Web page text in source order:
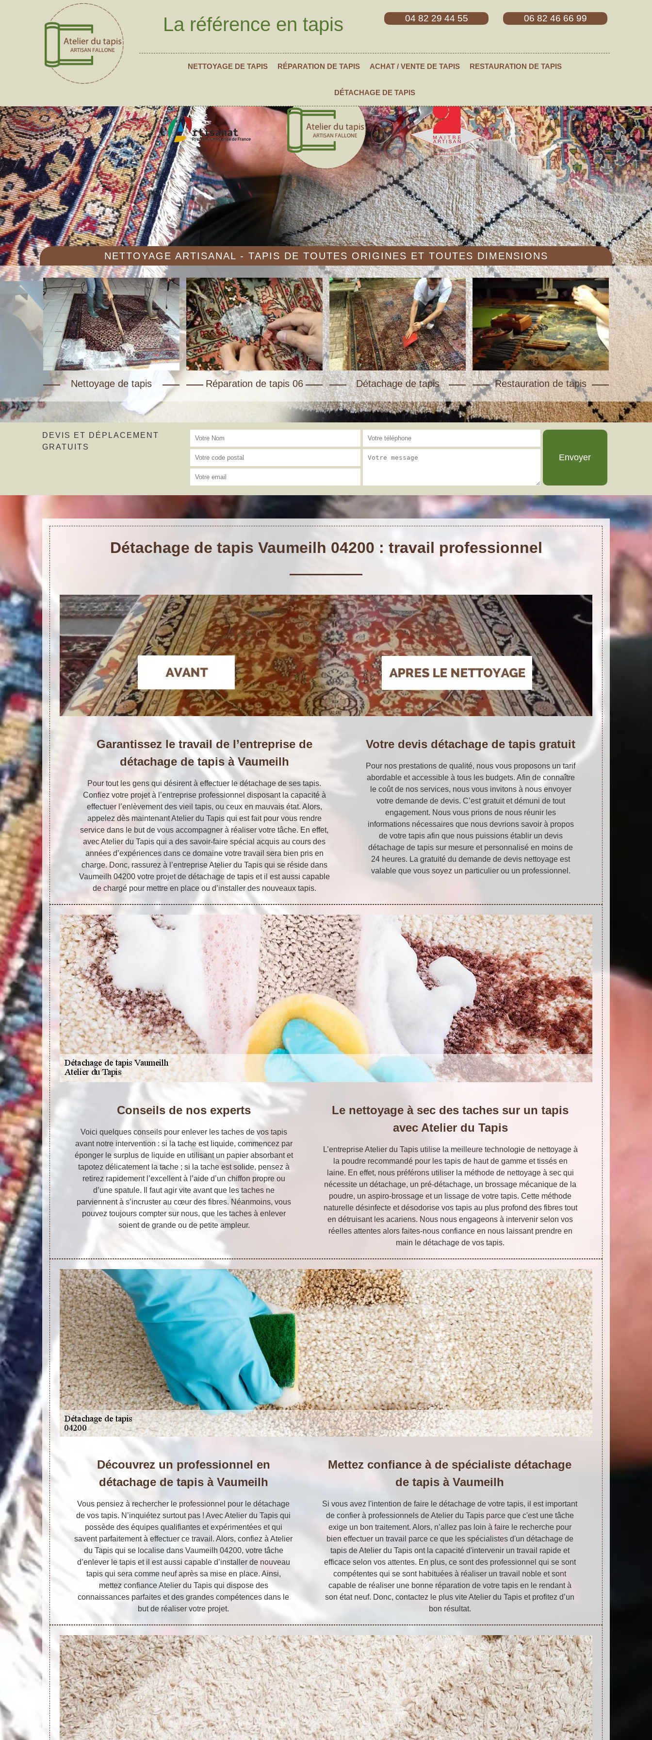
La référence en tapis 04 82 29 44 55 06 82 46 66 99
NETTOYAGE DE TAPIS RÉPARATION DE TAPIS ACHAT / VENTE DE TAPIS RESTAURATION DE TAPIS
DÉTACHAGE DE TAPIS
NETTOYAGE ARTISANAL - TAPIS DE TOUTES ORIGINES ET TOUTES DIMENSIONS
Nettoyage de tapis Réparation de tapis 06 Détachage de tapis Restauration de tapis
DEVIS ET DÉPLACEMENT
GRATUITS
Détachage de tapis Vaumeilh 04200 : travail professionnel
Garantissez le travail de l’entreprise de
détachage de tapis à Vaumeilh
Pour tout les gens qui désirent à effectuer le détachage de ses tapis.
Confiez votre projet à l’entreprise professionnel disposant la capacité à
effectuer l’enlèvement des vieil tapis, ou ceux en mauvais état. Alors,
appelez dès maintenant Atelier du Tapis qui est fait pour vous rendre
service dans le but de vous accompagner à réaliser votre tâche. En effet,
avec Atelier du Tapis qui a des savoir-faire spécial acquis au cours des
années d’expériences dans ce domaine votre travail sera bien pris en
charge. Donc, rassurez à l’entreprise Atelier du Tapis qui se réside dans
Vaumeilh 04200 votre projet de détachage de tapis et il est aussi capable
de chargé pour mettre en place ou d’installer des nouveaux tapis.
Votre devis détachage de tapis gratuit
Pour nos prestations de qualité, nous vous proposons un tarif
abordable et accessible à tous les budgets. Afin de connaître
le coût de nos services, nous vous invitons à nous envoyer
votre demande de devis. C’est gratuit et démuni de tout
engagement. Nous vous prions de nous réunir les
informations nécessaires que nous devrions savoir à propos
de votre tapis afin que nous puissions établir un devis
détachage de tapis sur mesure et personnalisé en moins de
24 heures. La gratuité du demande de devis nettoyage est
valable que vous soyez un particulier ou un professionnel.
Conseils de nos experts
Voici quelques conseils pour enlever les taches de vos tapis
avant notre intervention : si la tache est liquide, commencez par
éponger le surplus de liquide en utilisant un papier absorbant et
tapotez délicatement la tache ; si la tache est solide, pensez à
retirez rapidement l’excellent à l’aide d’un chiffon propre ou
d’une spatule. Il faut agir vite avant que les taches ne
parviennent à s’incruster au cœur des fibres. Néanmoins, vous
pouvez toujours compter sur nous, que les taches à enlever
soient de grande ou de petite ampleur.
Le nettoyage à sec des taches sur un tapis
avec Atelier du Tapis
L’entreprise Atelier du Tapis utilise la meilleure technologie de nettoyage à
la poudre recommandé pour les tapis de haut de gamme et tissés en
laine. En effet, nous préférons utiliser la méthode de nettoyage à sec qui
nécessite un détachage, un pré-détachage, un brossage mécanique de la
poudre, un aspiro-brossage et un lissage de votre tapis. Cette méthode
naturelle désinfecte et désodorise vos tapis au plus profond des fibres tout
en détruisant les acariens. Nous nous engageons à intervenir selon vos
réelles attentes alors faites-nous confiance en nous laissant prendre en
main le détachage de vos tapis.
Découvrez un professionnel en
détachage de tapis à Vaumeilh
Vous pensiez à rechercher le professionnel pour le détachage
de vos tapis. N’inquiétez surtout pas ! Avec Atelier du Tapis qui
possède des équipes qualifiantes et expérimentées et qui
savent parfaitement à effectuer ce travail. Alors, confiez à Atelier
du Tapis qui se localise dans Vaumeilh 04200, votre tâche
d’enlever le tapis et il est aussi capable d’installer de nouveau
tapis qui sera comme neuf après sa mise en place. Ainsi,
mettez confiance Atelier du Tapis qui dispose des
connaissances parfaites et des grandes compétences dans le
but de réaliser votre projet.
Mettez confiance à de spécialiste détachage
de tapis à Vaumeilh
Si vous avez l'intention de faire le détachage de votre tapis, il est important
de confier à professionnels de Atelier du Tapis parce que c'est une tâche
exige un bon traitement. Alors, n’allez pas loin à faire le recherche pour
bien effectuer un travail parce ce que les spécialistes d'un détachage de
tapis de Atelier du Tapis ont la capacité d'intervenir un travail rapide et
efficace selon vos attentes. En plus, ce sont des professionnel qui se sont
compétentes qui se sont habituées à réaliser un travail noble et sont
capable de réaliser une bonne réparation de votre tapis en le rendant à
son état neuf. Donc, contactez le plus vite Atelier du Tapis et profitez d’un
bon résultat.